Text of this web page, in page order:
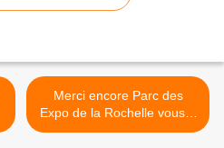
Merci encore Parc des
Expo de la Rochelle vous...
>